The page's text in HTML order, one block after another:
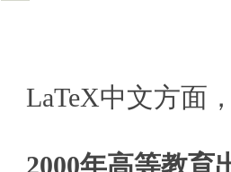
LaTeX中文方面
2000年高等教育